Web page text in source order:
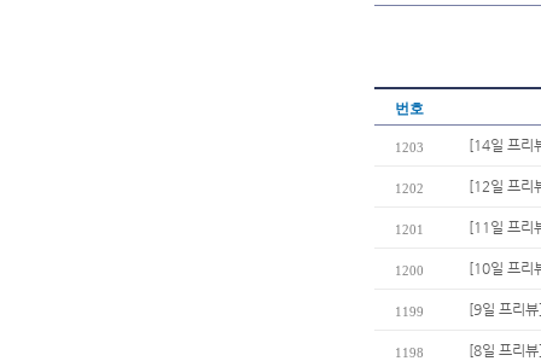
번호
1203 [14일 프리
1202 [12일 프리
1201 [11일 프리
1200 [10일 프리
1199 [9일 프리
1198 [8일 프리